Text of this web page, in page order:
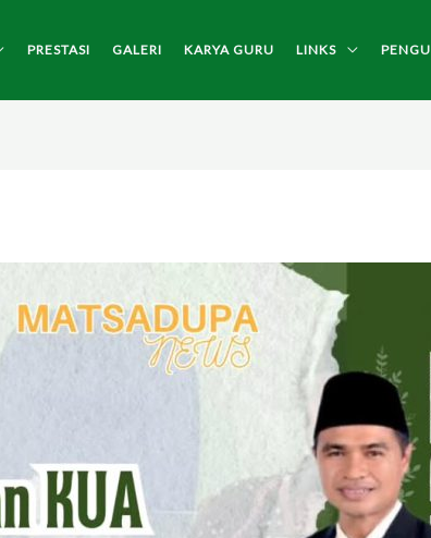
PRESTASI GALERI KARYA GURU LINKS